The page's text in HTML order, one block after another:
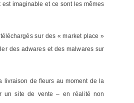
imaginable et ce sont les mêmes
sur des « market place »
des adwares et des malwares sur
livraison de fleurs au moment de la
un site de vente – en réalité non